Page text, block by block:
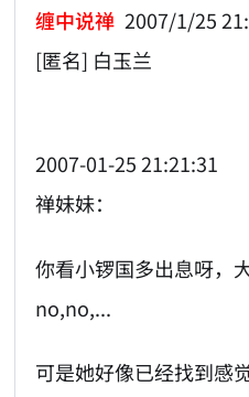
缠中说禅 2007/1/25
[匿名] 白玉兰
2007-01-25 21:21:31
禅妹妹：
你看小锣国多出息呀，
no,no,...
可是她好像已经找到感觉